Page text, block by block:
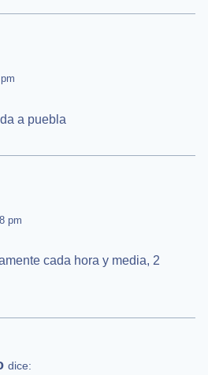
a puebla
pm
cada hora y media, 2
dice: